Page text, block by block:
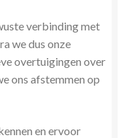
verbinding met
we dus onze
overtuigingen over
ons afstemmen op
en ervoor